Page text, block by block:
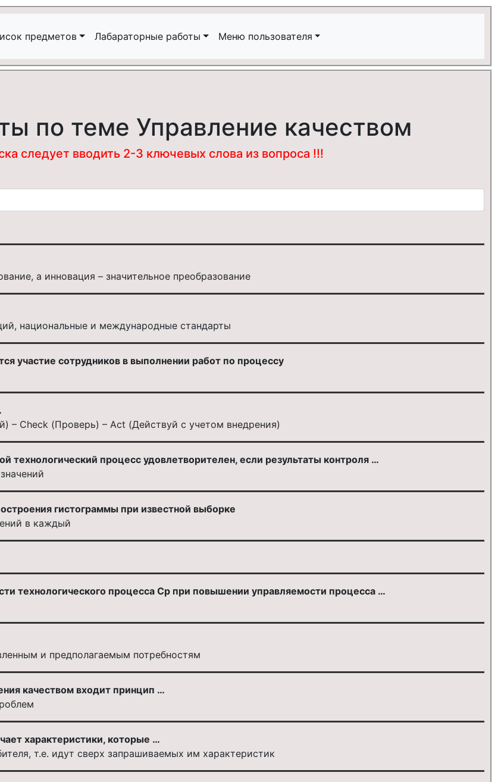
предметов Лабараторные работы Меню пользователя
по теме Управление качеством
следует вводить 2-3 ключевых слова из вопроса !!!
а инновация – значительное преобразование
национальные и международные стандарты
участие сотрудников в выполнении работ по процессу
– Check (Проверь) – Act (Действуй с учетом внедрения)
технологический процесс удовлетворителен, если результаты контроля …
гистограммы при известной выборке
в каждый
технологического процесса Cр при повышении управляемости процесса …
и предполагаемым потребностям
качеством входит принцип …
характеристики, которые …
т.е. идут сверх запрашиваемых им характеристик